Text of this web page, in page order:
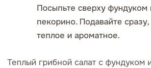
Посыпьте сверху фундуком
пекорино. Подавайте
теплое и ароматное.
Теплый грибной салат с фундуком